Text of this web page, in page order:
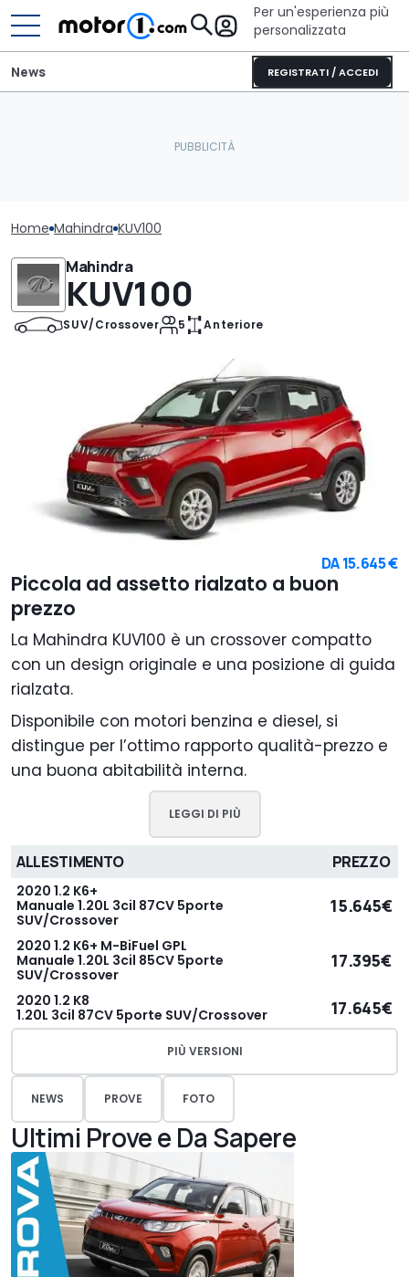
Per un'esperienza più
personalizzata
REGISTRATI / ACCEDI
News
Home Mahindra KUV100
Mahindra
KUV100
SUV/Crossover 5 Anteriore
DA15.645 €
Piccola ad assetto rialzato a buon
prezzo
La Mahindra KUV100 è un crossover compatto
con un design originale e una posizione di guida
rialzata.
Disponibile con motori benzina e diesel, si
distingue per l’ottimo rapporto qualità-prezzo e
una buona abitabilità interna.
LEGGI DI PIÙ
ALLESTIMENTO PREZZO
2020 1.2 K6+
Manuale 1.20L 3cil 87CV 5porte
SUV/Crossover
15.645€
2020 1.2 K6+ M-BiFuel GPL
Manuale 1.20L 3cil 85CV 5porte
SUV/Crossover
17.395€
2020 1.2 K8
1.20L 3cil 87CV 5porte SUV/Crossover
17.645€
PIÙ VERSIONI
NEWS PROVE FOTO
Ultimi Prove e Da Sapere